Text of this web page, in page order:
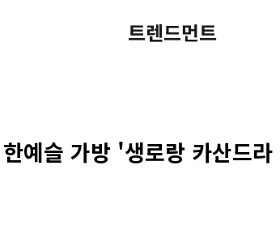
트렌드먼트
예슬 가방 '생로랑 카산드